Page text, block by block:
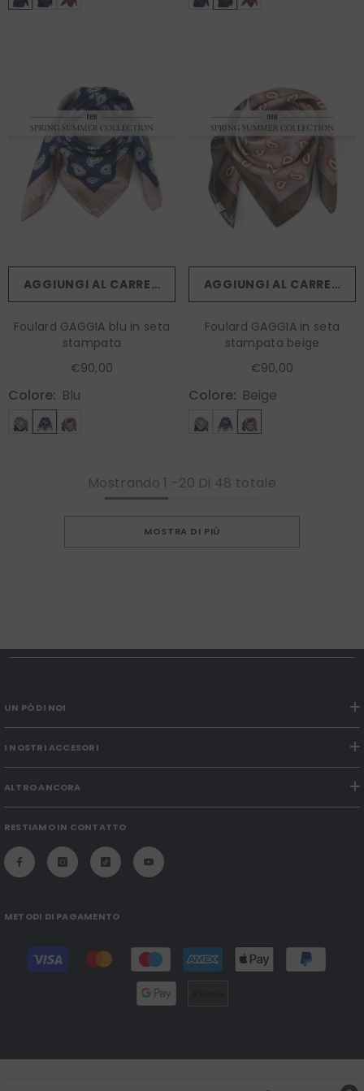
AGGIUNGI AL CARRELLO
Foulard GAGGIA blu in seta
stampata
€90,00
Colore: Blu
AGGIUNGI AL CARRELLO
Foulard GAGGIA in seta
stampata beige
€90,00
Colore: Beige
Mostrando 1 -20 Di 48 totale
MOSTRA DI PIÙ
UN PÒ DI NOI
I NOSTRI ACCESORI
ALTRO ANCORA
RESTIAMO IN CONTATTO
METODI DI PAGAMENTO
Modalità
pagamento